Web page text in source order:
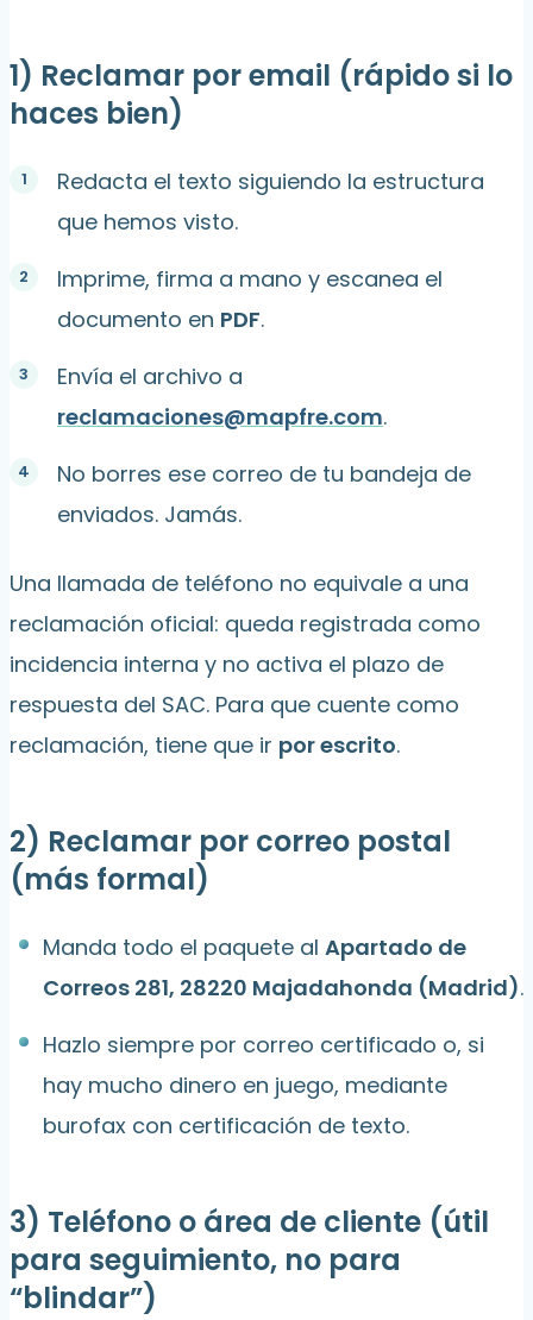
1) Reclamar por email (rápido si lo
haces bien)
Redacta el texto siguiendo la estructura
que hemos visto.
Imprime, firma a mano y escanea el
documento en PDF.
Envía el archivo a
reclamaciones@mapfre.com.
No borres ese correo de tu bandeja de
enviados. Jamás.
Una llamada de teléfono no equivale a una
reclamación oficial: queda registrada como
incidencia interna y no activa el plazo de
respuesta del SAC. Para que cuente como
reclamación, tiene que ir por escrito.
2) Reclamar por correo postal
(más formal)
Manda todo el paquete al Apartado de
Correos 281, 28220 Majadahonda (Madrid).
Hazlo siempre por correo certificado o, si
hay mucho dinero en juego, mediante
burofax con certificación de texto.
3) Teléfono o área de cliente (útil
para seguimiento, no para
“blindar”)